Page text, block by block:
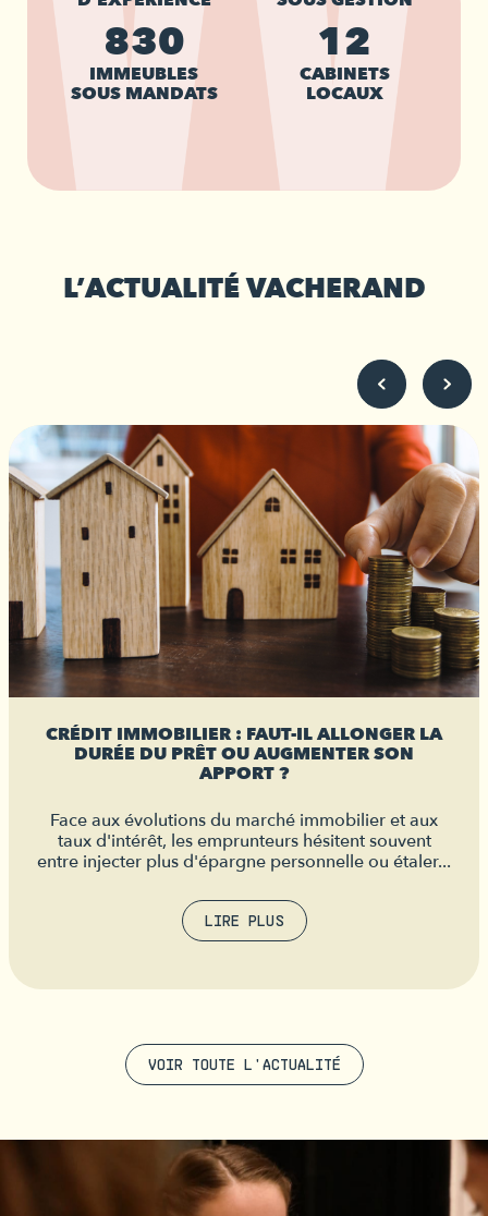
830
IMMEUBLES
SOUS MANDATS
12
CABINETS
LOCAUX
L’ACTUALITÉ VACHERAND
CRÉDIT IMMOBILIER : FAUT-IL ALLONGER LA
DURÉE DU PRÊT OU AUGMENTER SON
APPORT ?
Face aux évolutions du marché immobilier et aux
taux d'intérêt, les emprunteurs hésitent souvent
entre injecter plus d'épargne personnelle ou étaler...
LIRE PLUS
VOIR TOUTE L'ACTUALITÉ